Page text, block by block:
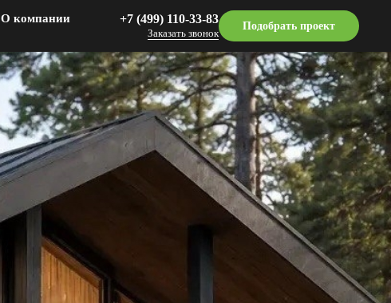
О компании
‎+7 (499) 110-33-83
Заказать звонок
Подобрать проект